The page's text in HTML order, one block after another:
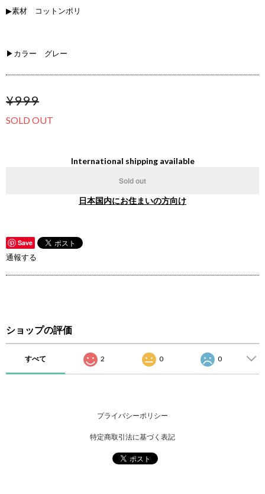
▶素材 コットンポリ
▶カラー グレー
¥999
SOLD OUT
International shipping available
Sold out
日本国内にお住まいの方向け
Save
通報する
ショップの評価
すべて 2 0 0
プライバシーポリシー
特定商取引法に基づく表記